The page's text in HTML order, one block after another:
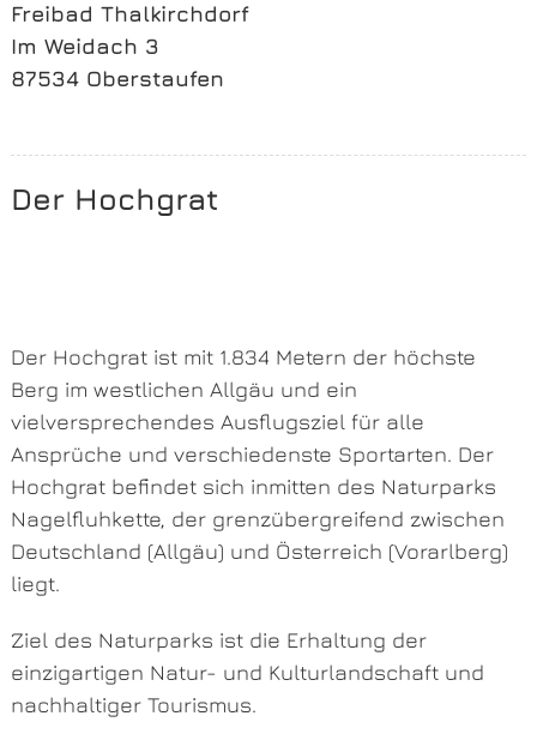
Freibad Thalkirchdorf
Im Weidach 3
87534 Oberstaufen
Der Hochgrat
Der Hochgrat ist mit 1.834 Metern der höchste
Berg im westlichen Allgäu und ein
vielversprechendes Ausflugsziel für alle
Ansprüche und verschiedenste Sportarten. Der
Hochgrat befindet sich inmitten des Naturparks
Nagelfluhkette, der grenzübergreifend zwischen
Deutschland (Allgäu) und Österreich (Vorarlberg)
liegt.
Ziel des Naturparks ist die Erhaltung der
einzigartigen Natur- und Kulturlandschaft und
nachhaltiger Tourismus.